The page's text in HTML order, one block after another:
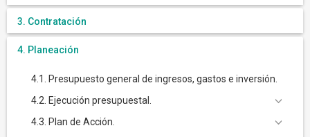
3. Contratación
4. Planeación
4.1. Presupuesto general de ingresos, gastos e inversión.
4.2. Ejecución presupuestal.
4.3. Plan de Acción.